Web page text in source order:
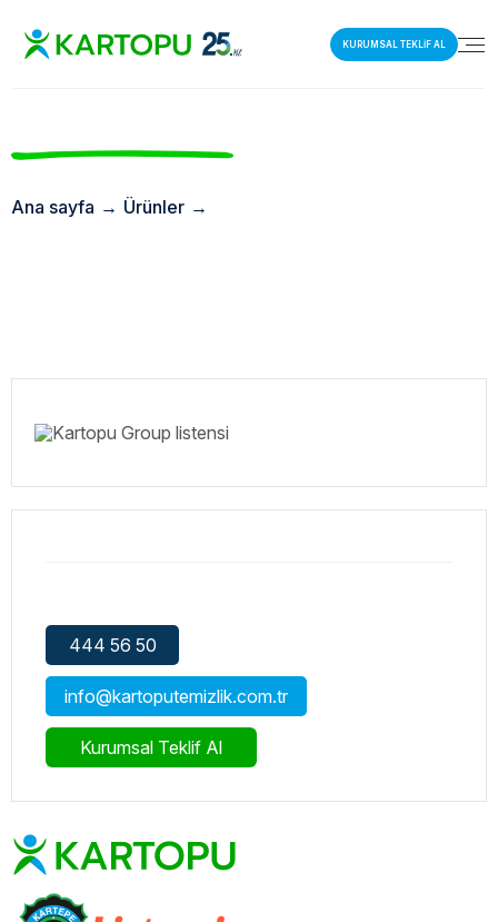
KURUMSAL TEKLİF AL
Ana sayfa → Ürünler →
444 56 50
info@kartoputemizlik.com.tr
Kurumsal Teklif Al